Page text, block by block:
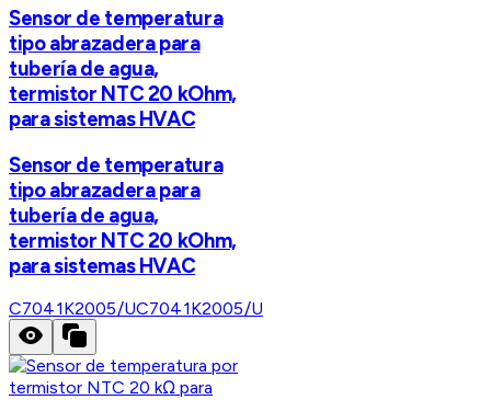
Sensor de temperatura
tipo abrazadera para
tubería de agua,
termistor NTC 20 kOhm,
para sistemas HVAC
Sensor de temperatura
tipo abrazadera para
tubería de agua,
termistor NTC 20 kOhm,
para sistemas HVAC
C7041K2005/UC7041K2005/U